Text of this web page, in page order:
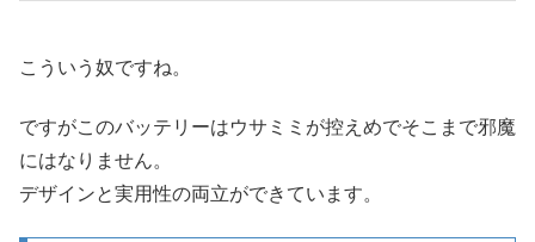
こういう奴ですね。
ですがこのバッテリーはウサミミが控えめでそこまで邪魔
にはなりません。
デザインと実用性の両立ができています。